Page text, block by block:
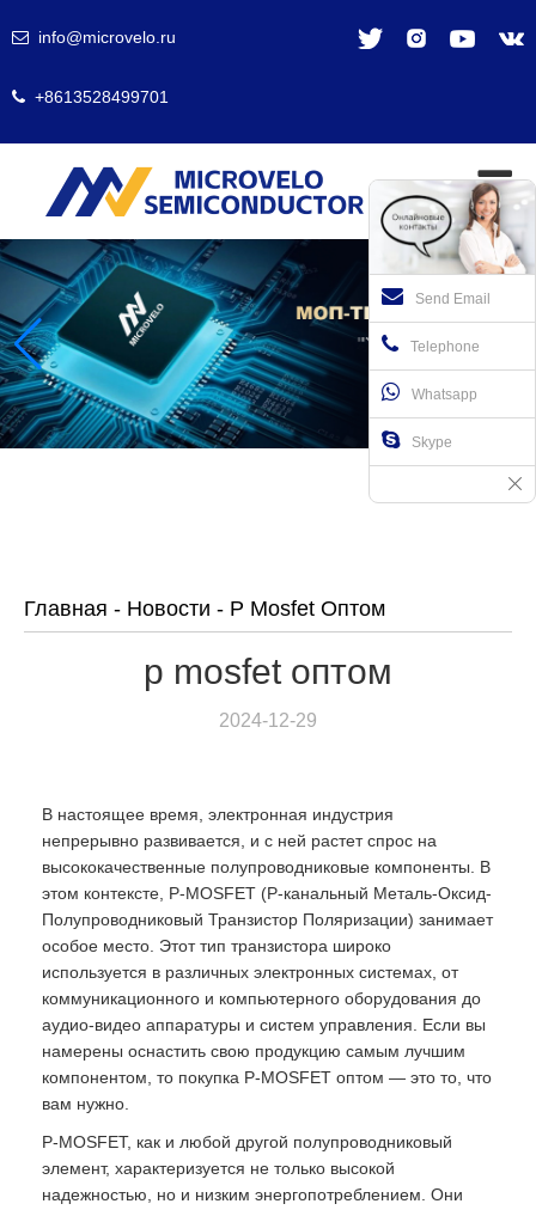
info@microvelo.ru
+8613528499701
Главная - Новости - P Mosfet Оптом
p mosfet оптом
2024-12-29
В настоящее время, электронная индустрия
непрерывно развивается, и с ней растет спрос на
высококачественные полупроводниковые компоненты. В
этом контексте, P-MOSFET (P-канальный Металь-Оксид-
Полупроводниковый Транзистор Поляризации) занимает
особое место. Этот тип транзистора широко
используется в различных электронных системах, от
коммуникационного и компьютерного оборудования до
аудио-видео аппаратуры и систем управления. Если вы
намерены оснастить свою продукцию самым лучшим
компонентом, то покупка P-MOSFET оптом — это то, что
вам нужно.
P-MOSFET, как и любой другой полупроводниковый
элемент, характеризуется не только высокой
надежностью, но и низким энергопотреблением. Они
Send Email
Telephone
Whatsapp
Skype